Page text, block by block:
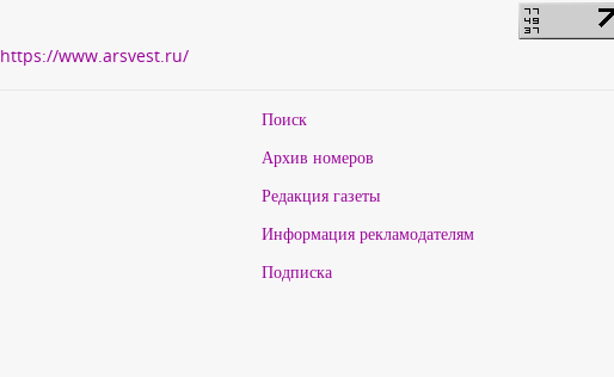
https://www.arsvest.ru/
Поиск
Архив номеров
Редакция газеты
Информация рекламодателям
Подписка